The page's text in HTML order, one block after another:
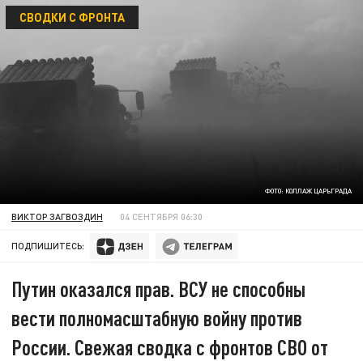
ФОТО: КОЛЛАЖ ЦАРЬГРАДА
СВОДКИ С ФРОНТА
ВИКТОР ЗАГВОЗДИН 04 СЕНТЯБРЯ 06:30
ПОДПИШИТЕСЬ:
Путин оказался прав. ВСУ не способны
вести полномасштабную войну против
России. Свежая сводка с фронтов СВО от